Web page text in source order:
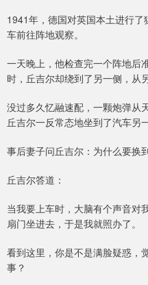
1941年，德国对英国本土进行
车前往阵地观察。
一天晚上，他检查完一个阵地后
时，丘吉尔却绕到了另一侧，从
没过多久忆融速配，一颗炮弹从
丘吉尔一反常态地坐到了汽车另
事后妻子问丘吉尔：为什么要换
丘吉尔答道：
当我要上车时，大脑有个声音对
扇门坐进去，于是我就照办了。
看到这里，你是不是满脸疑惑，
事？